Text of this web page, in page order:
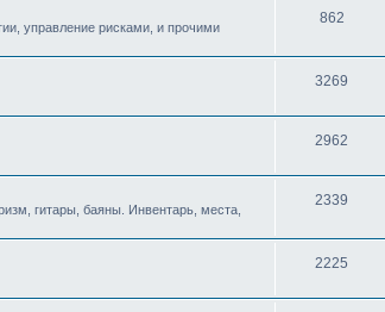
управление рисками, и прочими
862
3269
2962
гитары, баяны. Инвентарь, места,
2339
2225